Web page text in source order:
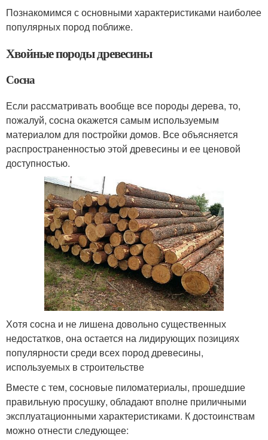
Познакомимся с основными характеристиками наиболее
популярных пород поближе.
Хвойные породы древесины
Сосна
Если рассматривать вообще все породы дерева, то,
пожалуй, сосна окажется самым используемым
материалом для постройки домов. Все объясняется
распространенностью этой древесины и ее ценовой
доступностью.
Хотя сосна и не лишена довольно существенных
недостатков, она остается на лидирующих позициях
популярности среди всех пород древесины,
используемых в строительстве
Вместе с тем, сосновые пиломатериалы, прошедшие
правильную просушку, обладают вполне приличными
эксплуатационными характеристиками. К достоинствам
можно отнести следующее: